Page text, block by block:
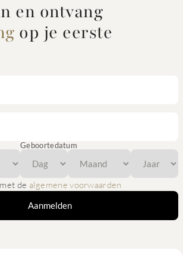
en ontvang
op je eerste
Geboortedatum
de algemene voorwaarden
Aanmelden